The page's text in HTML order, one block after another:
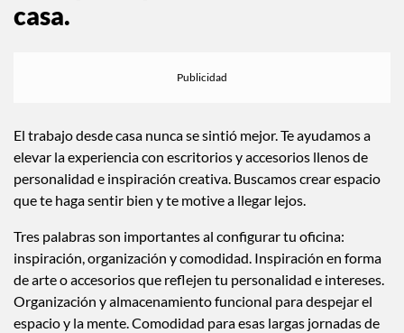
casa.
El trabajo desde casa nunca se sintió mejor. Te ayudamos a
elevar la experiencia con escritorios y accesorios llenos de
personalidad e inspiración creativa. Buscamos crear espacio
que te haga sentir bien y te motive a llegar lejos.
Tres palabras son importantes al configurar tu oficina:
inspiración, organización y comodidad. Inspiración en forma
de arte o accesorios que reflejen tu personalidad e intereses.
Organización y almacenamiento funcional para despejar el
espacio y la mente. Comodidad para esas largas jornadas de